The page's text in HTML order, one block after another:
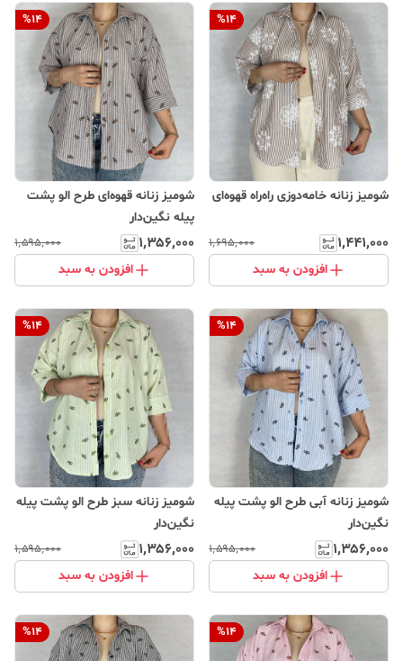
%14
شومیز زنانه خامه‌دوزی راه‌راه قهوه‌ای
۱٬۴۴۱٬۰۰۰ ۱٬۶۹۵٬۰۰۰
افزودن به سبد
%14
شومیز زنانه قهوه‌ای طرح الو پشت
پیله نگین‌دار
۱٬۳۵۶٬۰۰۰ ۱٬۵۹۵٬۰۰۰
افزودن به سبد
%14
شومیز زنانه آبی طرح الو پشت پیله
نگین‌دار
۱٬۳۵۶٬۰۰۰ ۱٬۵۹۵٬۰۰۰
افزودن به سبد
%14
شومیز زنانه سبز طرح الو پشت پیله
نگین‌دار
۱٬۳۵۶٬۰۰۰ ۱٬۵۹۵٬۰۰۰
افزودن به سبد
%14
%14